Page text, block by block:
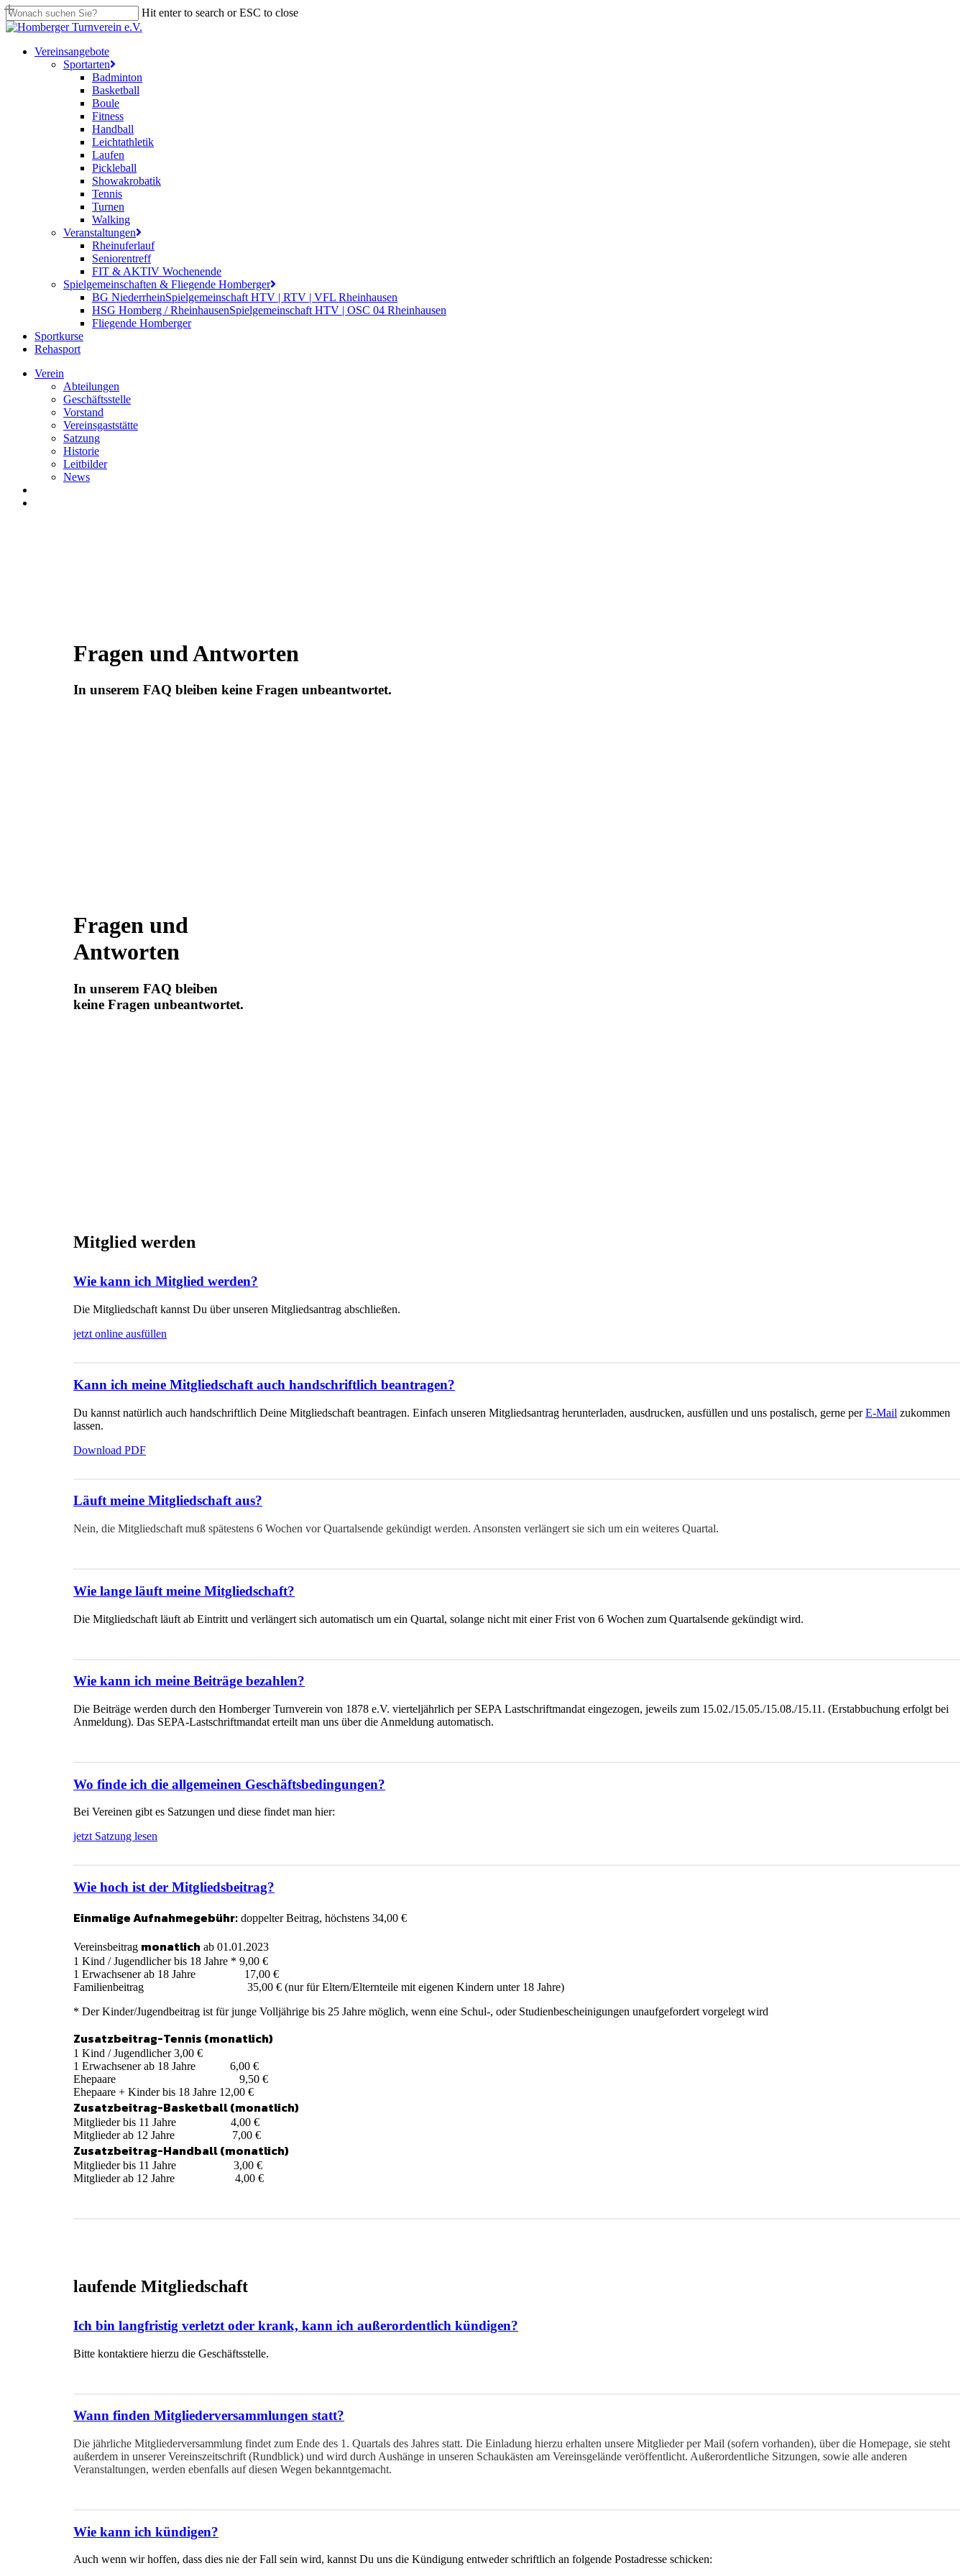
Skip
to
content
Hit enter to search or ESC to close
Close
search
Menu
Vereinsangebote
Sportarten
Badminton
Basketball
Boule
Fitness
Handball
Leichtathletik
Laufen
Pickleball
Showakrobatik
Tennis
Turnen
Walking
Veranstaltungen
Rheinuferlauf
Seniorentreff
FIT & AKTIV Wochenende
Spielgemeinschaften & Fliegende Homberger
BG NiederrheinSpielgemeinschaft HTV | RTV | VFL Rheinhausen
HSG Homberg / RheinhausenSpielgemeinschaft HTV | OSC 04 Rheinhausen
Fliegende Homberger
Sportkurse
Rehasport
Verein
Abteilungen
Geschäftsstelle
Vorstand
Vereinsgaststätte
Satzung
Historie
Leitbilder
News
Fragen und Antworten
In unserem FAQ bleiben keine Fragen unbeantwortet.
Fragen und
Antworten
In unserem FAQ bleiben
keine Fragen unbeantwortet.
Mitglied werden
Wie kann ich Mitglied werden?
Die Mitgliedschaft kannst Du über unseren Mitgliedsantrag abschließen.
jetzt online ausfüllen
Kann ich meine Mitgliedschaft auch handschriftlich beantragen?
Du kannst natürlich auch handschriftlich Deine Mitgliedschaft beantragen. Einfach unseren Mitgliedsantrag herunterladen, ausdrucken, ausfüllen und uns postalisch, gerne perE-Mail zukommen
lassen.
Download PDF
Läuft meine Mitgliedschaft aus?
Nein, die Mitgliedschaft muß spätestens 6 Wochen vor Quartalsende gekündigt werden. Ansonsten verlängert sie sich um ein weiteres Quartal.
Wie lange läuft meine Mitgliedschaft?
Die Mitgliedschaft läuft ab Eintritt und verlängert sich automatisch um ein Quartal, solange nicht mit einer Frist von 6 Wochen zum Quartalsende gekündigt wird.
Wie kann ich meine Beiträge bezahlen?
Die Beiträge werden durch den Homberger Turnverein von 1878 e.V. vierteljährlich per SEPA Lastschriftmandat eingezogen, jeweils zum 15.02./15.05./15.08./15.11. (Erstabbuchung erfolgt bei
Anmeldung). Das SEPA-Lastschriftmandat erteilt man uns über die Anmeldung automatisch.
Wo finde ich die allgemeinen Geschäftsbedingungen?
Bei Vereinen gibt es Satzungen und diese findet man hier:
jetzt Satzung lesen
Wie hoch ist der Mitgliedsbeitrag?
Einmalige Aufnahmegebühr: doppelter Beitrag, höchstens 34,00 €
Vereinsbeitrag monatlich ab 01.01.2023
1 Kind / Jugendlicher bis 18 Jahre * 9,00 €
1 Erwachsener ab 18 Jahre 17,00 €
Familienbeitrag 35,00 € (nur für Eltern/Elternteile mit eigenen Kindern unter 18 Jahre)
* Der Kinder/Jugendbeitrag ist für junge Volljährige bis 25 Jahre möglich, wenn eine Schul-, oder Studienbescheinigungen unaufgefordert vorgelegt wird
Zusatzbeitrag-Tennis (monatlich)
1 Kind / Jugendlicher 3,00 €
1 Erwachsener ab 18 Jahre 6,00 €
Ehepaare 9,50 €
Ehepaare + Kinder bis 18 Jahre 12,00 €
Zusatzbeitrag-Basketball (monatlich)
Mitglieder bis 11 Jahre 4,00 €
Mitglieder ab 12 Jahre 7,00 €
Zusatzbeitrag-Handball (monatlich)
Mitglieder bis 11 Jahre 3,00 €
Mitglieder ab 12 Jahre 4,00 €
laufende Mitgliedschaft
Ich bin langfristig verletzt oder krank, kann ich außerordentlich kündigen?
Bitte kontaktiere hierzu die Geschäftsstelle.
Wann finden Mitgliederversammlungen statt?
Die jährliche Mitgliederversammlung findet zum Ende des 1. Quartals des Jahres statt. Die Einladung hierzu erhalten unsere Mitglieder per Mail (sofern vorhanden), über die Homepage, sie steht
außerdem in unserer Vereinszeitschrift (Rundblick) und wird durch Aushänge in unseren Schaukästen am Vereinsgelände veröffentlicht. Außerordentliche Sitzungen, sowie alle anderen
Veranstaltungen, werden ebenfalls auf diesen Wegen bekanntgemacht.
Wie kann ich kündigen?
Auch wenn wir hoffen, dass dies nie der Fall sein wird, kannst Du uns die Kündigung entweder schriftlich an folgende Postadresse schicken: